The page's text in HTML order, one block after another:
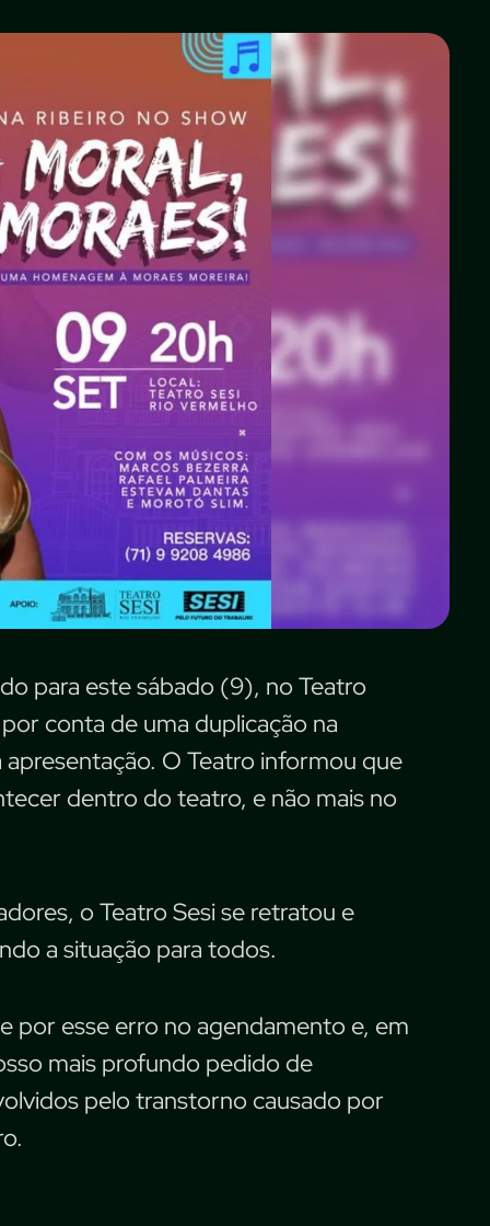
para este sábado (9), no Teatro
conta de uma duplicação na
O Teatro informou que
dentro do teatro, e não mais no
o Teatro Sesi se retratou e
a situação para todos.
por esse erro no agendamento e, em
mais profundo pedido de
pelo transtorno causado por